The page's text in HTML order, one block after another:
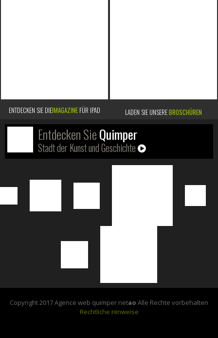
ENTDECKEN SIE DIEIMAGAZINE FÜR IPAD LADEN SIE UNSEREBROSCHÜREN
Entdecken SieQuimper
Stadt der Kunst und Geschichte
Copyright 2017 Agence web quimper netao Alle Rechte vorbehalten
Rechtliche Hinweise